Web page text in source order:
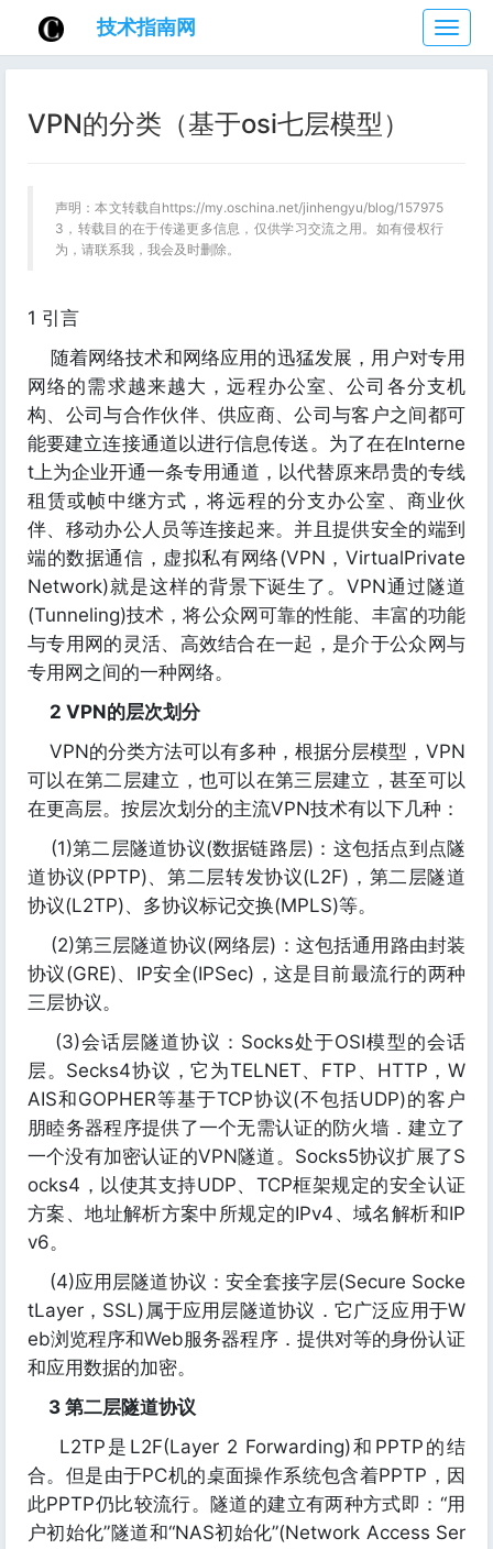
技
术
指
技术指南网
VPN的分类（基于osi七层模型）
声明：本文转载自https://my.oschina.net/jinhengyu/blog/157975
3，转载目的在于传递更多信息，仅供学习交流之用。如有侵权行
为，请联系我，我会及时删除。
1 引言
随着网络技术和网络应用的迅猛发展，用户对专用
网络的需求越来越大，远程办公室、公司各分支机
构、公司与合作伙伴、供应商、公司与客户之间都可
能要建立连接通道以进行信息传送。为了在在Interne
t上为企业开通一条专用通道，以代替原来昂贵的专线
租赁或帧中继方式，将远程的分支办公室、商业伙
伴、移动办公人员等连接起来。并且提供安全的端到
端的数据通信，虚拟私有网络(VPN，VirtualPrivate
Network)就是这样的背景下诞生了。VPN通过隧道
(Tunneling)技术，将公众网可靠的性能、丰富的功能
与专用网的灵活、高效结合在一起，是介于公众网与
专用网之间的一种网络。
2 VPN的层次划分
VPN的分类方法可以有多种，根据分层模型，VPN
可以在第二层建立，也可以在第三层建立，甚至可以
在更高层。按层次划分的主流VPN技术有以下几种：
(1)第二层隧道协议(数据链路层)：这包括点到点隧
道协议(PPTP)、第二层转发协议(L2F)，第二层隧道
协议(L2TP)、多协议标记交换(MPLS)等。
(2)第三层隧道协议(网络层)：这包括通用路由封装
协议(GRE)、IP安全(IPSec)，这是目前最流行的两种
三层协议。
(3)会话层隧道协议：Socks处于OSI模型的会话
层。Secks4协议，它为TELNET、FTP、HTTP，W
AIS和GOPHER等基于TCP协议(不包括UDP)的客户
朋睦务器程序提供了一个无需认证的防火墙．建立了
一个没有加密认证的VPN隧道。Socks5协议扩展了S
ocks4，以使其支持UDP、TCP框架规定的安全认证
方案、地址解析方案中所规定的IPv4、域名解析和IP
v6。
(4)应用层隧道协议：安全套接字层(Secure Socke
tLayer，SSL)属于应用层隧道协议．它广泛应用于W
eb浏览程序和Web服务器程序．提供对等的身份认证
和应用数据的加密。
3 第二层隧道协议
L2TP是L2F(Layer 2 Forwarding)和PPTP的结
合。但是由于PC机的桌面操作系统包含着PPTP，因
此PPTP仍比较流行。隧道的建立有两种方式即：“用
户初始化”隧道和“NAS初始化”(Network Access Ser